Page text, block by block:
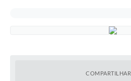
COMPARTILHAR